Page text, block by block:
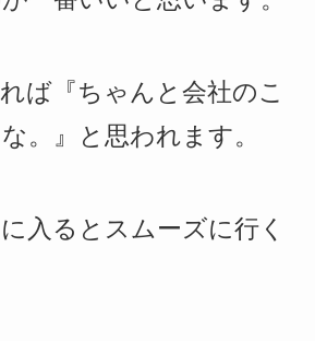
ば『ちゃんと会社のこ
。』と思われます。
入るとスムーズに行く